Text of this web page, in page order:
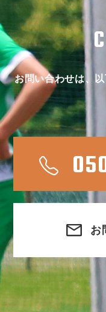
お問い合わせは、
お